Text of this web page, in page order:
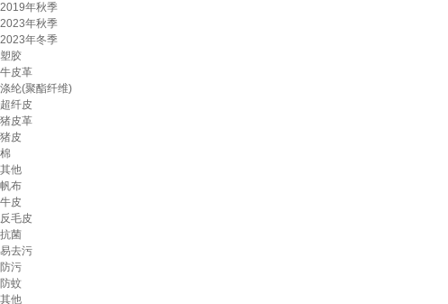
2019年秋季
2023年秋季
2023年冬季
塑胶
牛皮革
涤纶(聚酯纤维)
超纤皮
猪皮革
猪皮
棉
其他
帆布
牛皮
反毛皮
抗菌
易去污
防污
防蚊
其他